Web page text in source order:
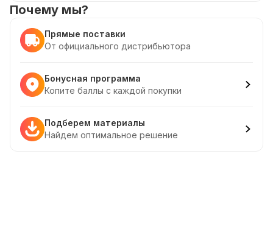
Почему мы?
Прямые поставки
От официального дистрибьютора
Бонусная программа
Копите баллы с каждой покупки
Подберем материалы
Найдем оптимальное решение